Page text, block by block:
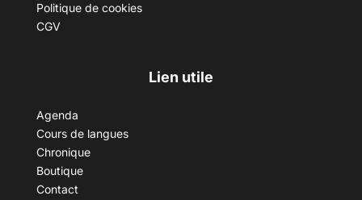
Politique de cookies
CGV
Lien utile
Agenda
Cours de langues
Chronique
Boutique
Contact